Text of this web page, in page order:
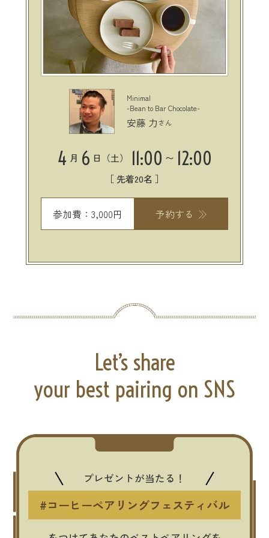
Minimal
-Bean to Bar Chocolate-
安藤 力さん
4 月 6 日（土） 11:00 〜 12:00
［ 先着20名 ］
参加費：3,000円 予約する
Let’s share
your best pairing on SNS
プレゼントが当たる！
#コーヒーペアリングフェスティバル